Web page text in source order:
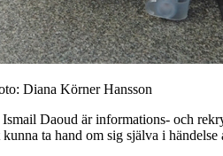
Diana Körner Hansson
Daoud är informations- och
ta hand om sig själva i händelse